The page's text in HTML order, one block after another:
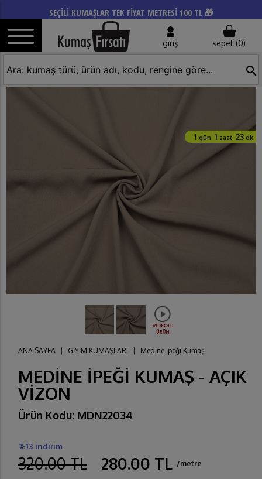
SEÇİLİ KUMAŞLAR TEK FİYAT METRESİ 100 TL 🎁
giriş sepet (0)
search
1 gün 1 saat 23dk
ANA SAYFA GİYİM KUMAŞLARI Medine İpeği Kumaş
MEDİNE İPEĞİ KUMAŞ - AÇIK
VİZON
Ürün Kodu: MDN22034
%13 indirim
320.00 TL 280.00 TL /metre